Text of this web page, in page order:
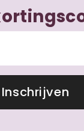
Inschrijven